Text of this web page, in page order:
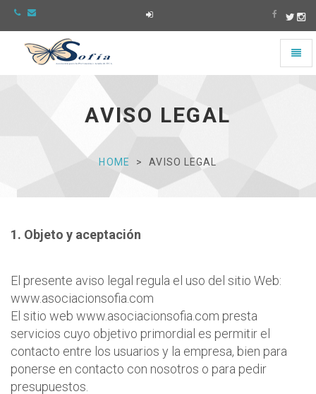
AVISO LEGAL
HOME AVISO LEGAL
1. Objeto y aceptación
El presente aviso legal regula el uso del sitio Web:
www.asociacionsofia.com
El sitio web www.asociacionsofia.com presta
servicios cuyo objetivo primordial es permitir el
contacto entre los usuarios y la empresa, bien para
ponerse en contacto con nosotros o para pedir
presupuestos.